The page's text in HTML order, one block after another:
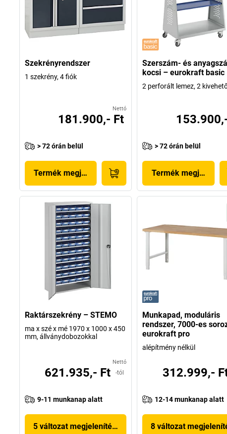
Szekrényrendszer
1 szekrény, 4 fiók
Nettó
181.900,- Ft
> 72 órán belül
Termék megjelenítése
Szerszám- és
kocsi – eurokraft basic
2 perforált lemez, 2
> 72 órán belül
Termék
Raktárszekrény – STEMO
ma x szé x mé 1970 x 1000 x 450
mm, állványdobozokkal
Nettó
621.935,- Ft -tól
9-11 munkanap alatt
5 változat megjelenítése
Munkapad, moduláris
rendszer, 7000-es
eurokraft pro
alépítmény nélkül
312.999,-
12-14 munkanap alatt
8 változat